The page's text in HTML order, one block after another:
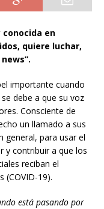
en
quiere luchar,
importante cuando
debe a que su voz
Consciente de
un llamado a sus
general, para usar el
y contribuir a que los
reciban el
(COVID-19).
está pasando por